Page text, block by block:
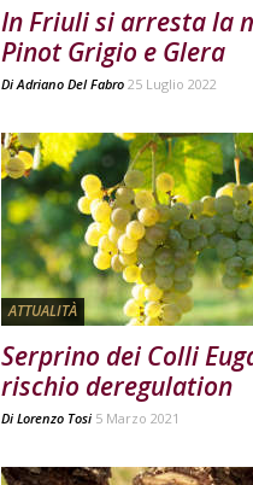
In Friuli si arresta la
Pinot Grigio e Glera
DiAdriano Del Fabro 25 Luglio 2022
ATTUALITÀ
Serprino dei Colli
rischio deregulation
Di Lorenzo Tosi 5 Marzo 2021